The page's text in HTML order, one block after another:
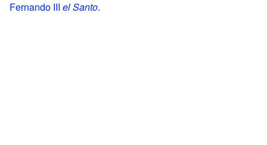
Fernando III el Santo.